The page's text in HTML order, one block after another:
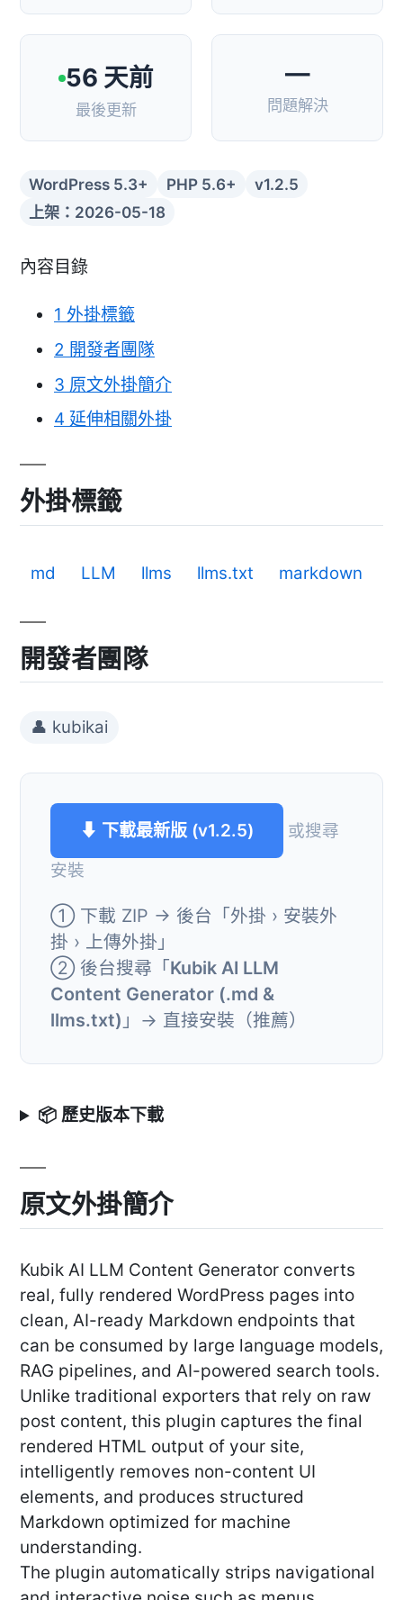
56 天前
最後更新
—
問題解決
WordPress 5.3+ PHP 5.6+
v1.2.5
上架：2026-05-18
內容目錄
1 外掛標籤
2 開發者團隊
3 原文外掛簡介
4 延伸相關外掛
外掛標籤
md LLM llms llms.txt markdown
開發者團隊
👤 kubikai
⬇ 下載最新版 (v1.2.5)
或搜尋
安裝
① 下載 ZIP → 後台「外掛 › 安裝外
掛 › 上傳外掛」
② 後台搜尋「 Kubik AI LLM
Content Generator (.md &
llms.txt) 」→ 直接安裝（推薦）
📦 歷史版本下載
原文外掛簡介
Kubik AI LLM Content Generator converts
real, fully rendered WordPress pages into
clean, AI-ready Markdown endpoints that
can be consumed by large language models,
RAG pipelines, and AI-powered search tools.
Unlike traditional exporters that rely on raw
post content, this plugin captures the final
rendered HTML output of your site,
intelligently removes non-content UI
elements, and produces structured
Markdown optimized for machine
understanding.
The plugin automatically strips navigational